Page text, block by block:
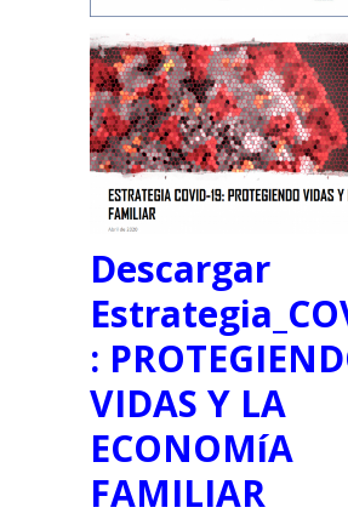
Descargar
:
VIDAS Y LA
ECONOMíA
FAMILIAR